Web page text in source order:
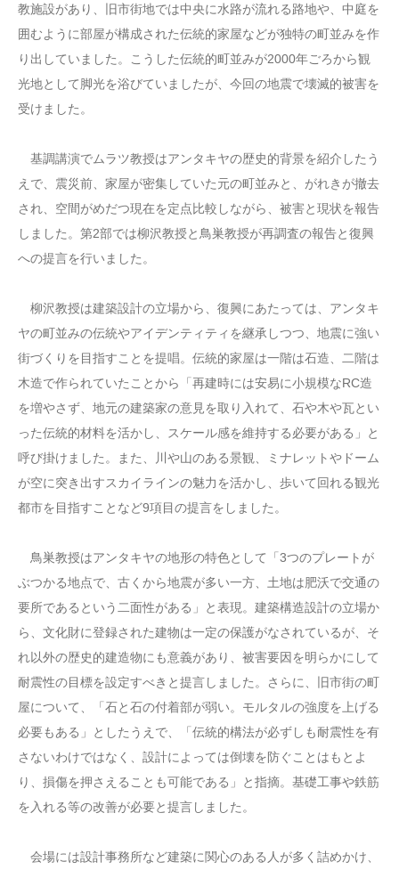
教施設があり、旧市街地では中央に水路が流れる路地や、中庭を
囲むように部屋が構成された伝統的家屋などが独特の町並みを作
り出していました。こうした伝統的町並みが2000年ごろから観
光地として脚光を浴びていましたが、今回の地震で壊滅的被害を
受けました。
基調講演でムラツ教授はアンタキヤの歴史的背景を紹介したう
えで、震災前、家屋が密集していた元の町並みと、がれきが撤去
され、空間がめだつ現在を定点比較しながら、被害と現状を報告
しました。第2部では柳沢教授と鳥巣教授が再調査の報告と復興
への提言を行いました。
柳沢教授は建築設計の立場から、復興にあたっては、アンタキ
ヤの町並みの伝統やアイデンティティを継承しつつ、地震に強い
街づくりを目指すことを提唱。伝統的家屋は一階は石造、二階は
木造で作られていたことから「再建時には安易に小規模なRC造
を増やさず、地元の建築家の意見を取り入れて、石や木や瓦とい
った伝統的材料を活かし、スケール感を維持する必要がある」と
呼び掛けました。また、川や山のある景観、ミナレットやドーム
が空に突き出すスカイラインの魅力を活かし、歩いて回れる観光
都市を目指すことなど9項目の提言をしました。
鳥巣教授はアンタキヤの地形の特色として「3つのプレートが
ぶつかる地点で、古くから地震が多い一方、土地は肥沃で交通の
要所であるという二面性がある」と表現。建築構造設計の立場か
ら、文化財に登録された建物は一定の保護がなされているが、そ
れ以外の歴史的建造物にも意義があり、被害要因を明らかにして
耐震性の目標を設定すべきと提言しました。さらに、旧市街の町
屋について、「石と石の付着部が弱い。モルタルの強度を上げる
必要もある」としたうえで、「伝統的構法が必ずしも耐震性を有
さないわけではなく、設計によっては倒壊を防ぐことはもとよ
り、損傷を押さえることも可能である」と指摘。基礎工事や鉄筋
を入れる等の改善が必要と提言しました。
会場には設計事務所など建築に関心のある人が多く詰めかけ、